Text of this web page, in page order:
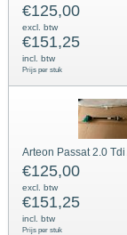
€125,00
excl. btw
€151,25
incl. btw
Prijs per stuk
Arteon Passat 2.0
€125,00
excl. btw
€151,25
incl. btw
Prijs per stuk